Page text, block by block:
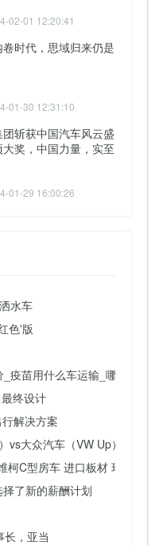
02-01 12:20:41
时代，思域归来仍是
01-30 12:31:10
斩获中国汽车风云盛
奖，中国力量，实至
01-29 16:00:26
水车
色'版
疫苗用什么车运输_哪里有便
终设计
解决方案
vs大众汽车（VW Up）GTI：
柯C型房车 进口板材 环保三
了新的薪酬计划
长，亚当